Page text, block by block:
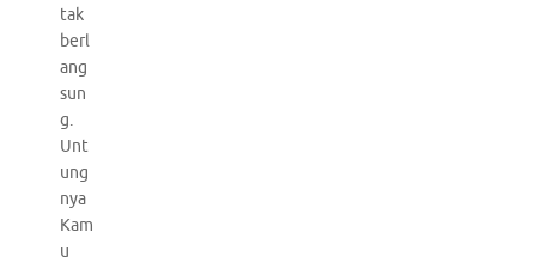
tak
berl
ang
sun
g.
Unt
ung
nya
Kam
u